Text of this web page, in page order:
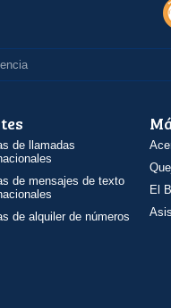
de llamadas
de mensajes de texto
de alquiler de números
El